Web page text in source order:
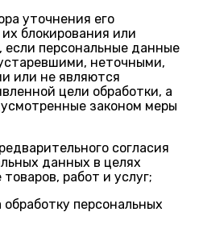
уточнения его
блокирования или
персональные данные
неточными,
или не являются
цели обработки, а
законом меры
согласия
данных в целях
работ и услуг;
персональных